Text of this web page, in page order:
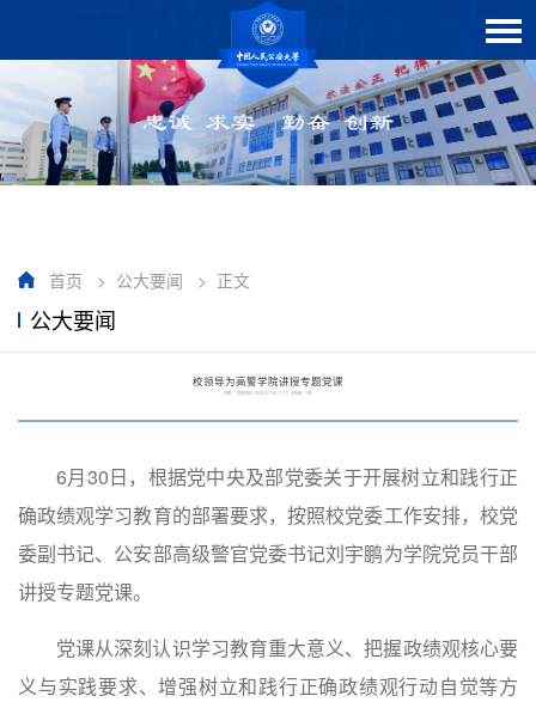
首页 > 公大要闻 > 正文
公大要闻
校领导为高警学院讲授专题党课
作者： 发布时间：2026-07-05 11:11 点击数： 185
6月30日，根据党中央及部党委关于开展树立和践行正
确政绩观学习教育的部署要求，按照校党委工作安排，校党
委副书记、公安部高级警官党委书记刘宇鹏为学院党员干部
讲授专题党课。
党课从深刻认识学习教育重大意义、把握政绩观核心要
义与实践要求、增强树立和践行正确政绩观行动自觉等方